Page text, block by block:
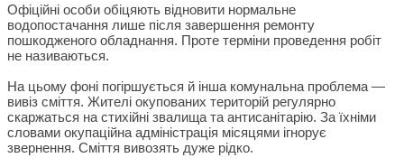
Офіційні особи обіцяють відновити нормальне
водопостачання лише після завершення ремонту
пошкодженого обладнання. Проте терміни проведення робіт
не називаються.
На цьому фоні погіршується й інша комунальна проблема —
вивіз сміття. Жителі окупованих територій регулярно
скаржаться на стихійні звалища та антисанітарію. За їхніми
словами окупаційна адміністрація місяцями ігнорує
звернення. Сміття вивозять дуже рідко.